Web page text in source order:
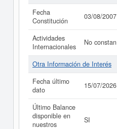
Fecha
Constitución
03/08/2007
Actividades
Internacionales
No constan
Otra Información de Interés
Fecha último
dato
15/07/2026
Último Balance
disponible en
nuestros
SI